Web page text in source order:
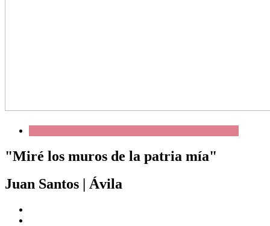
"Miré los muros de la patria mía"
Juan Santos
Ávila